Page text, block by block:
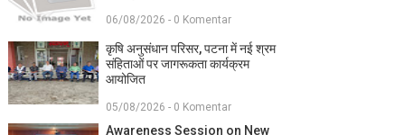
06/08/2026 - 0 Komentar
कृषि अनुसंधान परिसर, पटना में नई श्रम
संहिताओं पर जागरूकता कार्यक्रम
आयोजित
05/08/2026 - 0 Komentar
Awareness Session on New